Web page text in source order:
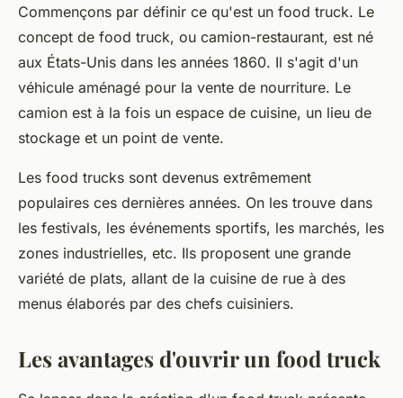
Commençons par définir ce qu'est un food truck. Le
concept de food truck, ou camion-restaurant, est né
aux États-Unis dans les années 1860. Il s'agit d'un
véhicule aménagé pour la vente de nourriture. Le
camion est à la fois un espace de cuisine, un lieu de
stockage et un point de vente.
Les food trucks sont devenus extrêmement
populaires ces dernières années. On les trouve dans
les festivals, les événements sportifs, les marchés, les
zones industrielles, etc. Ils proposent une grande
variété de plats, allant de la cuisine de rue à des
menus élaborés par des chefs cuisiniers.
Les avantages d'ouvrir un food truck